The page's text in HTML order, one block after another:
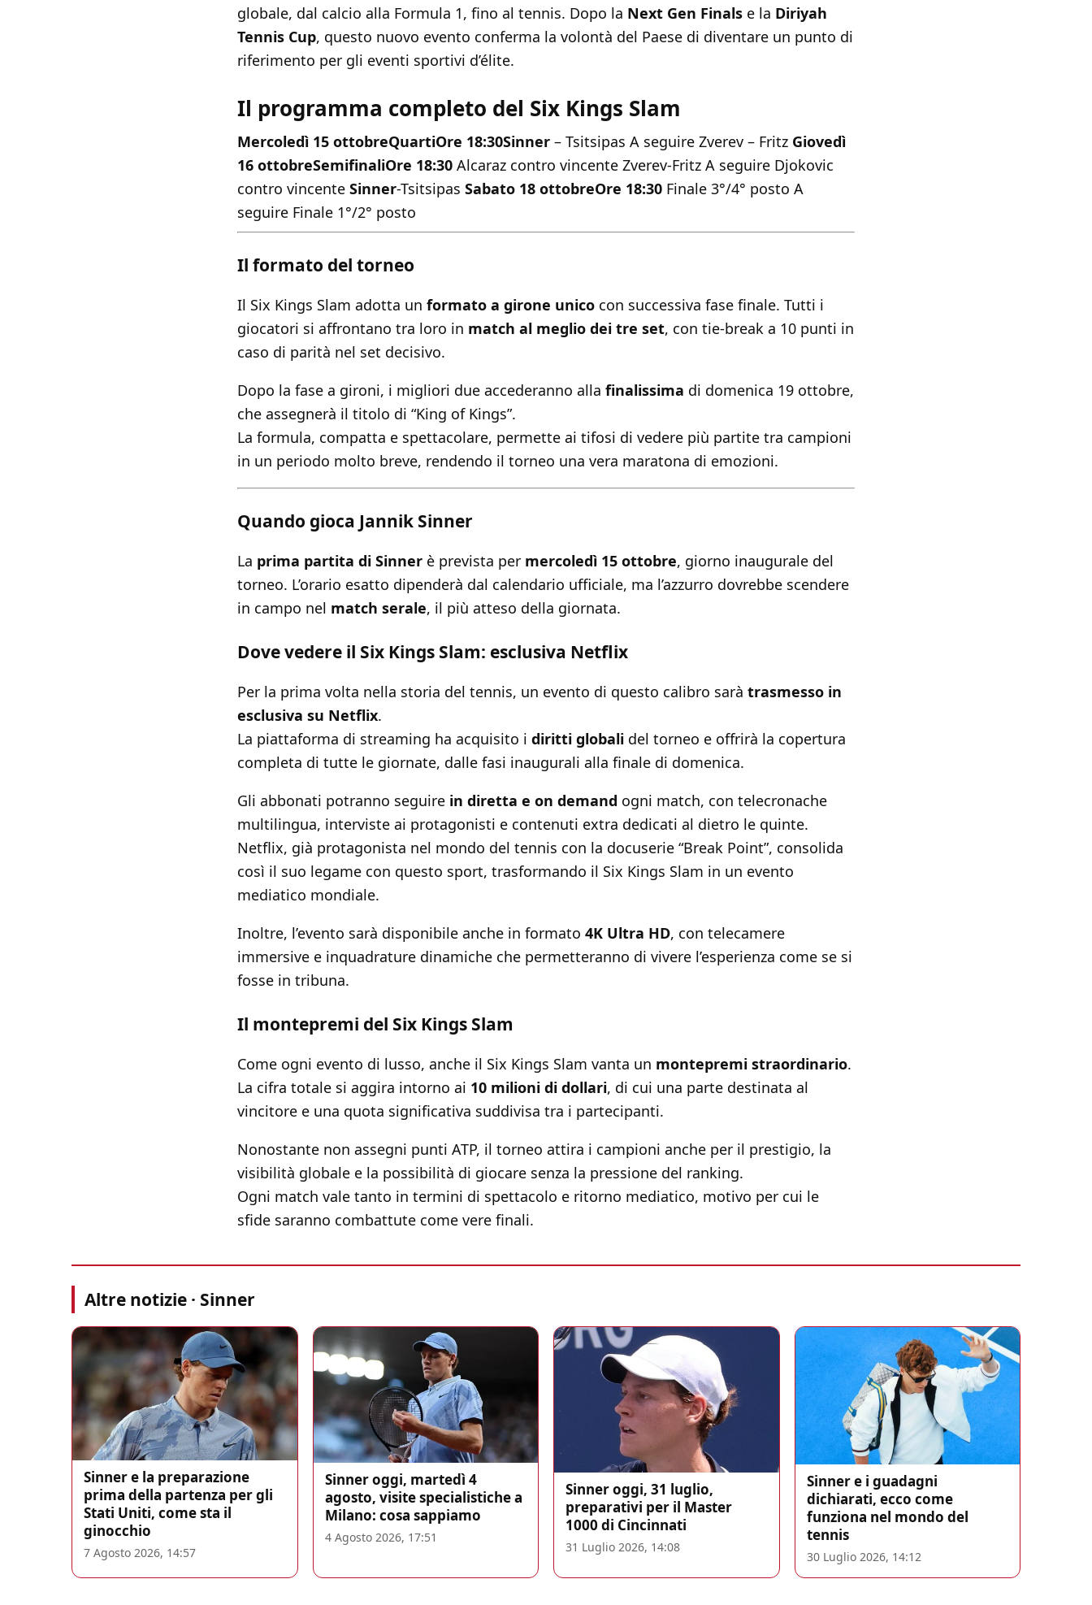
globale, dal calcio alla Formula 1, fino al tennis. Dopo la Next Gen Finals e la Diriyah
Tennis Cup, questo nuovo evento conferma la volontà del Paese di diventare un punto di
riferimento per gli eventi sportivi d’élite.
Il programma completo del Six Kings Slam
Mercoledì 15 ottobreQuartiOre 18:30Sinner – Tsitsipas A seguire Zverev – Fritz Giovedì
16 ottobreSemifinaliOre 18:30 Alcaraz contro vincente Zverev-Fritz A seguire Djokovic
contro vincente Sinner-Tsitsipas Sabato 18 ottobreOre 18:30 Finale 3°/4° posto A
seguire Finale 1°/2° posto
Il formato del torneo
Il Six Kings Slam adotta un formato a girone unico con successiva fase finale. Tutti i
giocatori si affrontano tra loro in match al meglio dei tre set, con tie-break a 10 punti in
caso di parità nel set decisivo.
Dopo la fase a gironi, i migliori due accederanno alla finalissima di domenica 19 ottobre,
che assegnerà il titolo di “King of Kings”.
La formula, compatta e spettacolare, permette ai tifosi di vedere più partite tra campioni
in un periodo molto breve, rendendo il torneo una vera maratona di emozioni.
Quando gioca Jannik Sinner
La prima partita di Sinner è prevista per mercoledì 15 ottobre, giorno inaugurale del
torneo. L’orario esatto dipenderà dal calendario ufficiale, ma l’azzurro dovrebbe scendere
in campo nel match serale, il più atteso della giornata.
Dove vedere il Six Kings Slam: esclusiva Netflix
Per la prima volta nella storia del tennis, un evento di questo calibro sarà trasmesso in
esclusiva su Netflix.
La piattaforma di streaming ha acquisito i diritti globali del torneo e offrirà la copertura
completa di tutte le giornate, dalle fasi inaugurali alla finale di domenica.
Gli abbonati potranno seguire in diretta e on demand ogni match, con telecronache
multilingua, interviste ai protagonisti e contenuti extra dedicati al dietro le quinte.
Netflix, già protagonista nel mondo del tennis con la docuserie “Break Point”, consolida
così il suo legame con questo sport, trasformando il Six Kings Slam in un evento
mediatico mondiale.
Inoltre, l’evento sarà disponibile anche in formato 4K Ultra HD, con telecamere
immersive e inquadrature dinamiche che permetteranno di vivere l’esperienza come se si
fosse in tribuna.
Il montepremi del Six Kings Slam
Come ogni evento di lusso, anche il Six Kings Slam vanta un montepremi straordinario.
La cifra totale si aggira intorno ai 10 milioni di dollari, di cui una parte destinata al
vincitore e una quota significativa suddivisa tra i partecipanti.
Nonostante non assegni punti ATP, il torneo attira i campioni anche per il prestigio, la
visibilità globale e la possibilità di giocare senza la pressione del ranking.
Ogni match vale tanto in termini di spettacolo e ritorno mediatico, motivo per cui le
sfide saranno combattute come vere finali.
Altre notizie · Sinner
Sinner e la preparazione
prima della partenza per gli
Stati Uniti, come sta il
ginocchio
7 Agosto 2026, 14:57
Sinner oggi, martedì 4
agosto, visite specialistiche a
Milano: cosa sappiamo
4 Agosto 2026, 17:51
Sinner oggi, 31 luglio,
preparativi per il Master
1000 di Cincinnati
31 Luglio 2026, 14:08
Sinner e i guadagni
dichiarati, ecco come
funziona nel mondo del
tennis
30 Luglio 2026, 14:12